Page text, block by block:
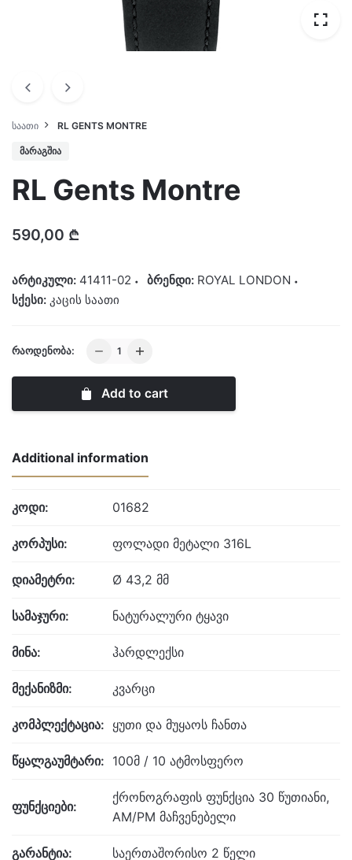
ᲡᲐᲐᲗᲘ RL GENTS MONTRE
ᲛᲐᲠᲐᲒᲨᲘᲐ
RL Gents Montre
590,00 ₾
არტიკული: 41411-02 ბრენდი: ROYAL LONDON
სქესი: კაცის საათი
ᲠᲐᲝᲓᲔᲜᲝᲑᲐ:
RL
Montre
Add to cart
Additional information
კოდი: 01682
კორპუსი: ფოლადი მეტალი 316L
დიამეტრი: Ø 43,2 მმ
სამაჯური: ნატურალური ტყავი
მინა: ჰარდლექსი
მექანიზმი: კვარცი
კომპლექტაცია: ყუთი და მუყაოს ჩანთა
წყალგაუმტარი: 100მ / 10 ატმოსფერო
ფუნქციები:
ქრონოგრაფის ფუნქცია 30 წუთიანი,
AM/PM მაჩვენებელი
გარანტია: საერთაშორისო 2 წელი